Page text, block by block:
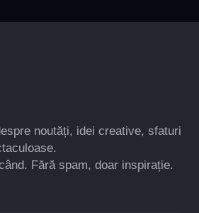
noutăți, idei creative, sfaturi
Fără spam, doar inspirație.